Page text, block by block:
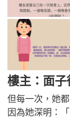
樓主：面
但每一次，她
因為她深明：